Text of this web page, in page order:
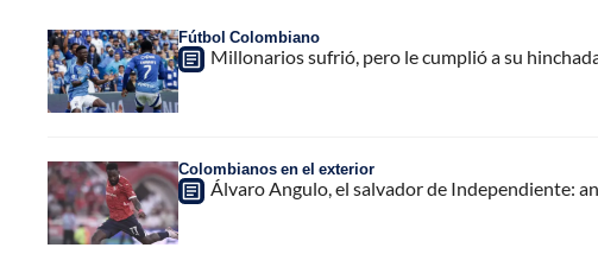
Fútbol Colombiano
Millonarios sufrió, pero le cumplió a su
Colombianos en el exterior
Álvaro Angulo, el salvador de Independiente: